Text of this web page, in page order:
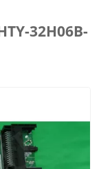
32H06B-